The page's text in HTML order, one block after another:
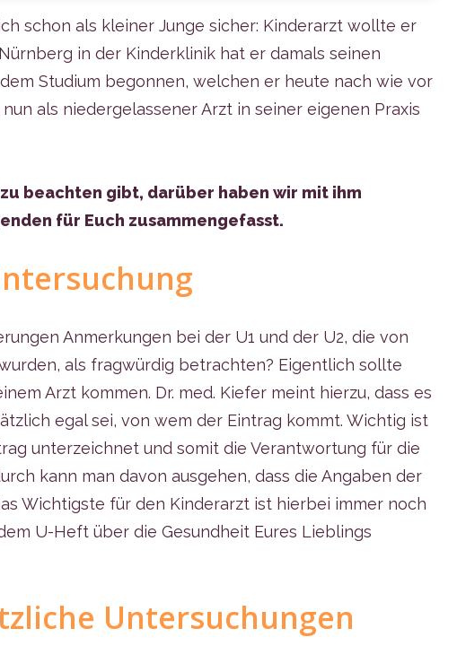
schon als kleiner Junge sicher: Kinderarzt wollte er
in der Kinderklinik hat er damals seinen
Studium begonnen, welchen er heute nach wie vor
als niedergelassener Arzt in seiner eigenen Praxis
beachten gibt, darüber haben wir mit ihm
für Euch zusammengefasst.
Anmerkungen bei der U1 und der U2, die von
als fragwürdig betrachten? Eigentlich sollte
Arzt kommen. Dr. med. Kiefer meint hierzu, dass es
egal sei, von wem der Eintrag kommt. Wichtig ist
unterzeichnet und somit die Verantwortung für die
kann man davon ausgehen, dass die Angaben der
Wichtigste für den Kinderarzt ist hierbei immer noch
U-Heft über die Gesundheit Eures Lieblings
Untersuchungen